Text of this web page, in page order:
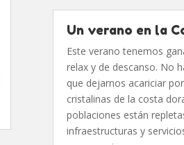
Un verano en la
Este verano tenemos
relax y de descanso. No
que dejarnos acariciar
cristalinas de la costa
poblaciones están
infraestructuras y